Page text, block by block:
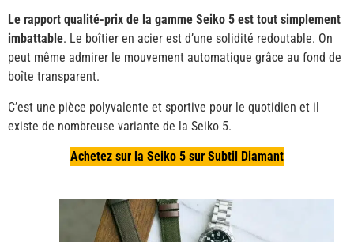
Le rapport qualité-prix de la gamme Seiko 5 est tout simplement
imbattable. Le boîtier en acier est d’une solidité redoutable. On
peut même admirer le mouvement automatique grâce au fond de
boîte transparent.
C’est une pièce polyvalente et sportive pour le quotidien et il
existe de nombreuse variante de la Seiko 5.
Achetez sur la Seiko 5 sur Subtil Diamant